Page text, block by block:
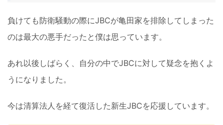
負けても防衛騒動の際にJBCが亀田家を排除してしまった
のは最大の悪手だったと僕は思っています。
あれ以後しばらく、自分の中でJBCに対して疑念を抱くよ
うになりました。
今は清算法人を経て復活した新生JBCを応援しています。